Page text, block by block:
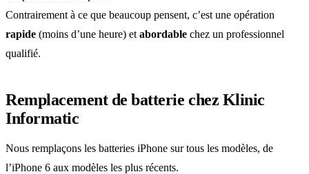
Contrairement à ce que beaucoup pensent, c’est une opération
rapide (moins d’une heure) et abordable chez un professionnel
qualifié.
Remplacement de batterie chez Klinic
Informatic
Nous remplaçons les batteries iPhone sur tous les modèles, de
l’iPhone 6 aux modèles les plus récents.